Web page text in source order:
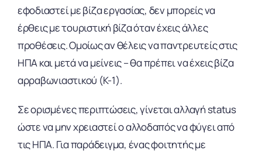
εφοδιαστεί με βίζα εργασίας, δεν μπορείς να
έρθεις με τουριστική βίζα όταν έχεις άλλες
προθέσεις. Ομοίως αν θέλεις να παντρευτείς στις
ΗΠΑ και μετά να μείνεις – θα πρέπει να έχεις βίζα
αρραβωνιαστικού (K-1).
Σε ορισμένες περιπτώσεις, γίνεται αλλαγή status
ώστε να μην χρειαστεί ο αλλοδαπός να φύγει από
τις ΗΠΑ. Για παράδειγμα, ένας φοιτητής με